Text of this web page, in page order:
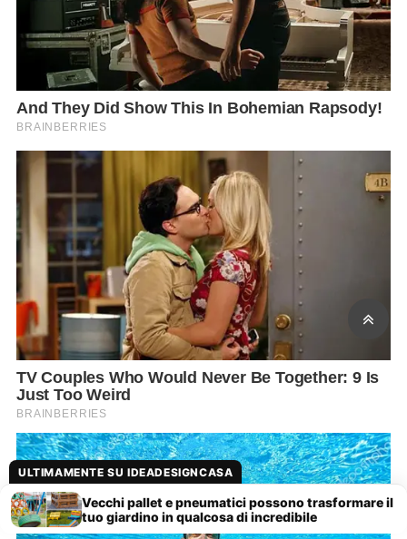
ULTIMAMENTE SU IDEADESIGNCASA
Vecchi pallet e pneumatici possono trasformare il
tuo giardino in qualcosa di incredibile